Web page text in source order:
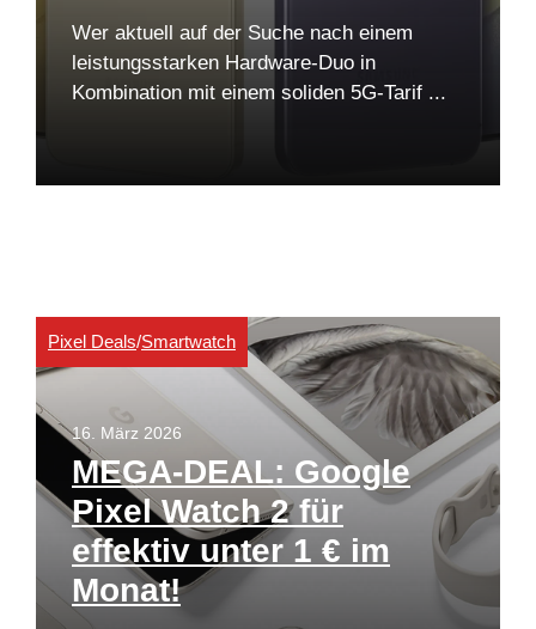
Wer aktuell auf der Suche nach einem
leistungsstarken Hardware-Duo in
Kombination mit einem soliden 5G-Tarif ...
Pixel Deals/Smartwatch
16. März 2026
MEGA-DEAL: Google
Pixel Watch 2 für
effektiv unter 1 € im
Monat!